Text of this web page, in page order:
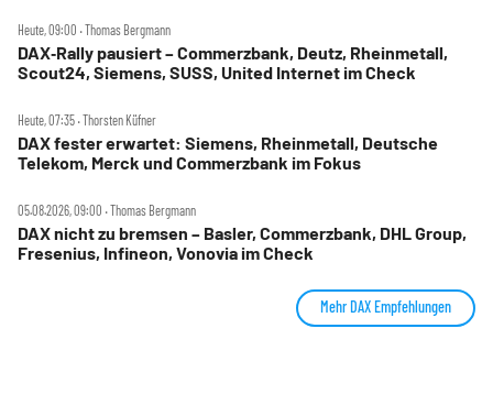
Heute, 09:00 ‧ Thomas Bergmann
DAX‑Rally pausiert – Commerzbank, Deutz, Rheinmetall,
Scout24, Siemens, SUSS, United Internet im Check
Heute, 07:35 ‧ Thorsten Küfner
DAX fester erwartet: Siemens, Rheinmetall, Deutsche
Telekom, Merck und Commerzbank im Fokus
05.08.2026, 09:00 ‧ Thomas Bergmann
DAX nicht zu bremsen – Basler, Commerzbank, DHL Group,
Fresenius, Infineon, Vonovia im Check
Mehr DAX Empfehlungen